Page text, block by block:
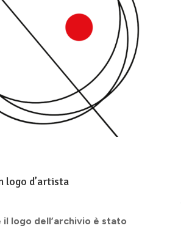
logo d’artista
il logo dell’archivio è stato